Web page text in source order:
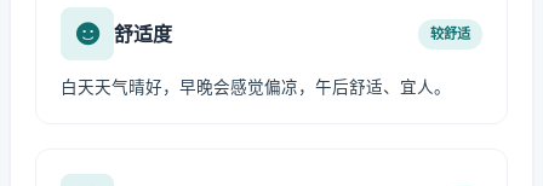
舒适度 较舒适
白天天气晴好，早晚会感觉偏凉，午后舒适、宜人。